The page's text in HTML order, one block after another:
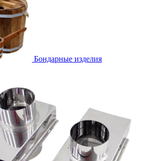
Бондарные изделия